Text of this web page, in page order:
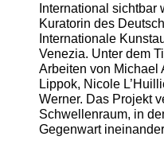
International sichtbar
Kuratorin des
Internationale
Venezia. Unter dem
Arbeiten von Michael
Lippok, Nicole
Werner. Das Projekt
Schwellenraum, in
Gegenwart